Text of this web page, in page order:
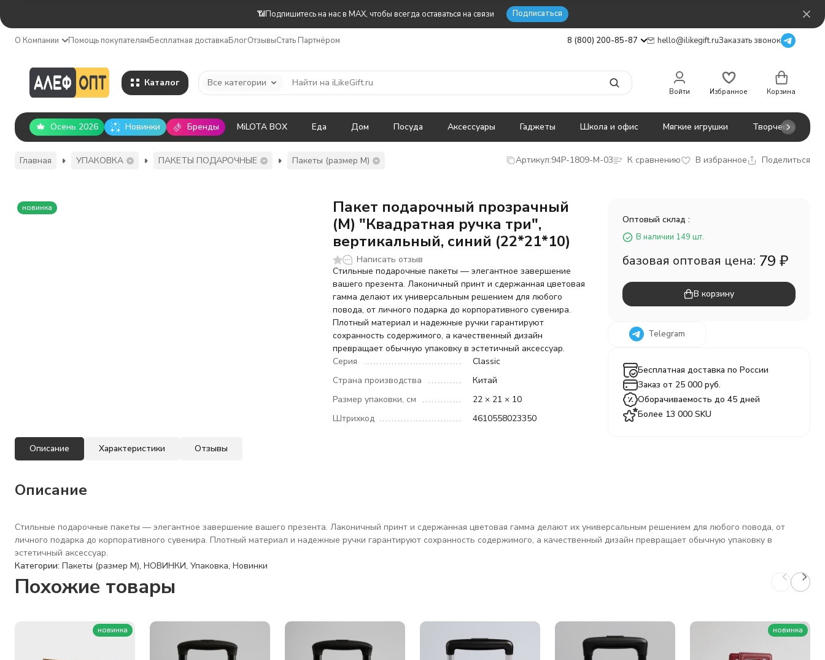
📶Подпишитесь на нас в MAX, чтобы всегда оставаться на связи Подписаться
О Компании Помощь покупателямБесплатная доставкаБлогОтзывыСтать Партнёром 8 (800) 200-85-87 hello@ilikegift.ruЗаказать звонок
Каталог Все категории
Войти Избранное Корзина
Осень 2026 Новинки Бренды MiLOTA BOX Еда Дом Посуда Аксессуары Гаджеты Школа и офис Мягкие игрушки Творчество
Главная УПАКОВКА ПАКЕТЫ ПОДАРОЧНЫЕ Пакеты (размер M) Артикул:94P-1809-M-03 К сравнению В избранное Поделиться
новинка
Пакет подарочный прозрачный
(M) "Квадратная ручка три",
вертикальный, синий (22*21*10)
Написать отзыв
Стильные подарочные пакеты — элегантное завершение
вашего презента. Лаконичный принт и сдержанная цветовая
гамма делают их универсальным решением для любого
повода, от личного подарка до корпоративного сувенира.
Плотный материал и надежные ручки гарантируют
сохранность содержимого, а качественный дизайн
превращает обычную упаковку в эстетичный аксессуар.
Серия
Classic
Страна производства
Китай
Размер упаковки, см
22 × 21 × 10
Штрихкод
4610558023350
Оптовый склад :
В наличии 149 шт.
базовая оптовая цена: 79 ₽
В корзину
Telegram
Бесплатная доставка по России
Заказ от 25 000 руб.
Оборачиваемость до 45 дней
Более 13 000 SKU
Описание Характеристики Отзывы
Описание
Стильные подарочные пакеты — элегантное завершение вашего презента. Лаконичный принт и сдержанная цветовая гамма делают их универсальным решением для любого повода, от
личного подарка до корпоративного сувенира. Плотный материал и надежные ручки гарантируют сохранность содержимого, а качественный дизайн превращает обычную упаковку в
эстетичный аксессуар.
Категории: Пакеты (размер M), НОВИНКИ, Упаковка, Новинки
Похожие товары
новинка новинка